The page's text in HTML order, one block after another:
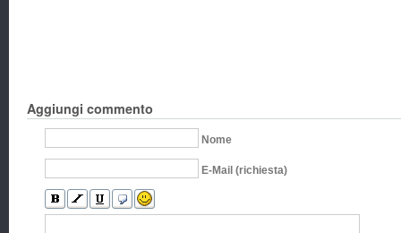
Aggiungi commento
Nome
E-Mail (richiesta)